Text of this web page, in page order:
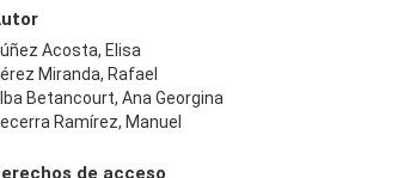
Acosta, Elisa
Miranda, Rafael
Betancourt, Ana Georgina
Ramírez, Manuel
de acceso